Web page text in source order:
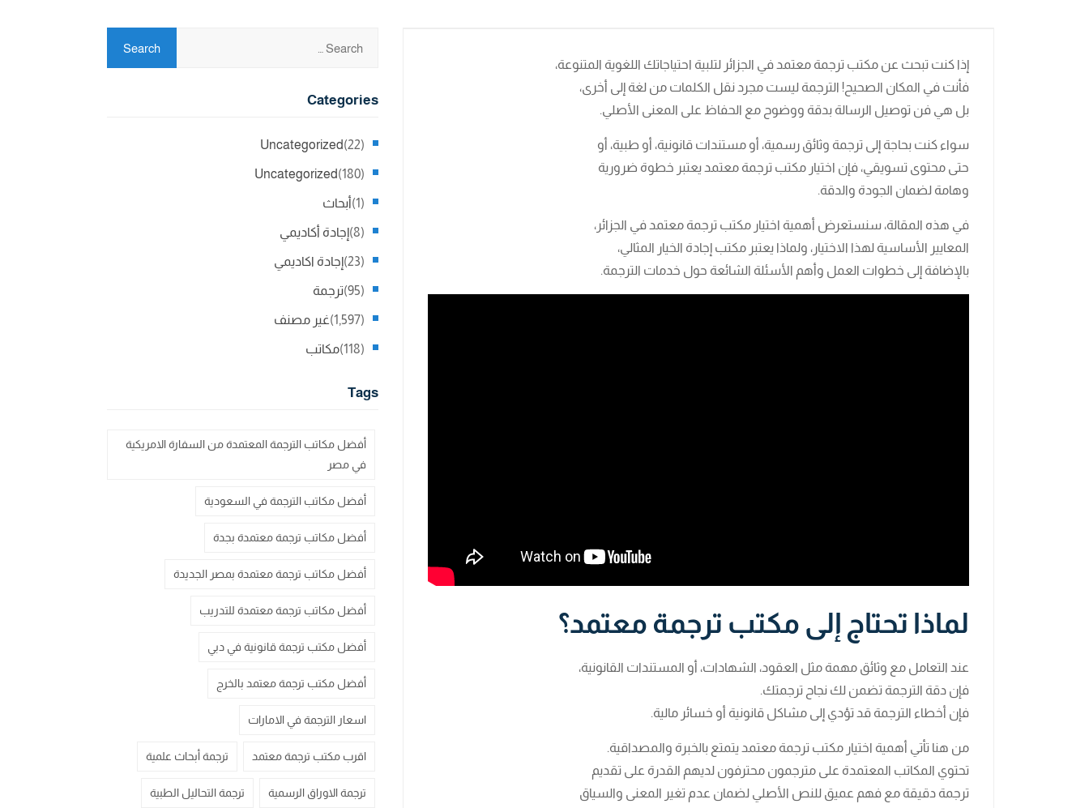
إذا كنت تبحث عن مكتب ترجمة معتمد في الجزائر لتلبية احتياجاتك اللغوية المتنوعة،
فأنت في المكان الصحيح! الترجمة ليست مجرد نقل الكلمات من لغة إلى أخرى،
بل هي فن توصيل الرسالة بدقة ووضوح مع الحفاظ على المعنى الأصلي.
سواء كنت بحاجة إلى ترجمة وثائق رسمية، أو مستندات قانونية، أو طبية، أو
حتى محتوى تسويقي، فإن اختيار مكتب ترجمة معتمد يعتبر خطوة ضرورية
وهامة لضمان الجودة والدقة.
في هذه المقالة، سنستعرض أهمية اختيار مكتب ترجمة معتمد في الجزائر،
المعايير الأساسية لهذا الاختيار، ولماذا يعتبر مكتب إجادة الخيار المثالي،
بالإضافة إلى خطوات العمل وأهم الأسئلة الشائعة حول خدمات الترجمة.
لماذا تحتاج إلى مكتب ترجمة معتمد؟
عند التعامل مع وثائق مهمة مثل العقود، الشهادات، أو المستندات القانونية،
فإن دقة الترجمة تضمن لك نجاح ترجمتك.
فإن أخطاء الترجمة قد تؤدي إلى مشاكل قانونية أو خسائر مالية.
من هنا تأتي أهمية اختيار مكتب ترجمة معتمد يتمتع بالخبرة والمصداقية.
تحتوي المكاتب المعتمدة على مترجمون محترفون لديهم القدرة على تقديم
ترجمة دقيقة مع فهم عميق للنص الأصلي لضمان عدم تغير المعنى والسياق
Categories
Uncategorized (22)
Uncategorized (180)
أبحاث (1)
إجادة أكاديمي (8)
إجادة اكاديمي (23)
ترجمة (95)
غير مصنف (1,597)
مكاتب (118)
Tags
أفضل مكاتب الترجمة المعتمدة من السفارة الامريكية
في مصر
أفضل مكاتب الترجمة في السعودية
أفضل مكاتب ترجمة معتمدة بجدة
أفضل مكاتب ترجمة معتمدة بمصر الجديدة
أفضل مكاتب ترجمة معتمدة للتدريب
أفضل مكتب ترجمة قانونية في دبي
أفضل مكتب ترجمة معتمد بالخرج
اسعار الترجمة في الامارات
اقرب مكتب ترجمة معتمد ترجمة أبحاث علمية
ترجمة الاوراق الرسمية ترجمة التحاليل الطبية